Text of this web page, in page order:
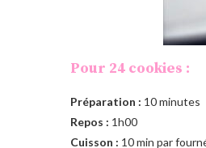
Pour 24 cookies :
Préparation : 10 minutes
Repos : 1h00
Cuisson : 10 min par